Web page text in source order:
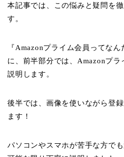
本記事では、この悩みと疑問を
す。
『Amazonプライム会員ってな
に、前半部分では、Amazonプラ
説明します。
後半では、画像を使いながら登
ます！
パソコンやスマホが苦手な方で